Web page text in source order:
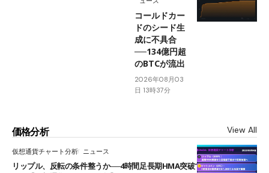
コールドカー
ドのシード生
成に不具合
──134億円超
のBTCが流出
2026年08月03
日 13時37分
価格分析 View All
仮想通貨チャート分析 ニュース
リップル、反転の条件整うか──4時間足長期HMA突破で雲下端を目指す